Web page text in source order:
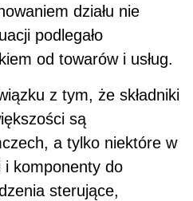
działu nie
podlegało
od towarów i usług.
z tym, że składniki
są
a tylko niektóre w
komponenty do
sterujące,